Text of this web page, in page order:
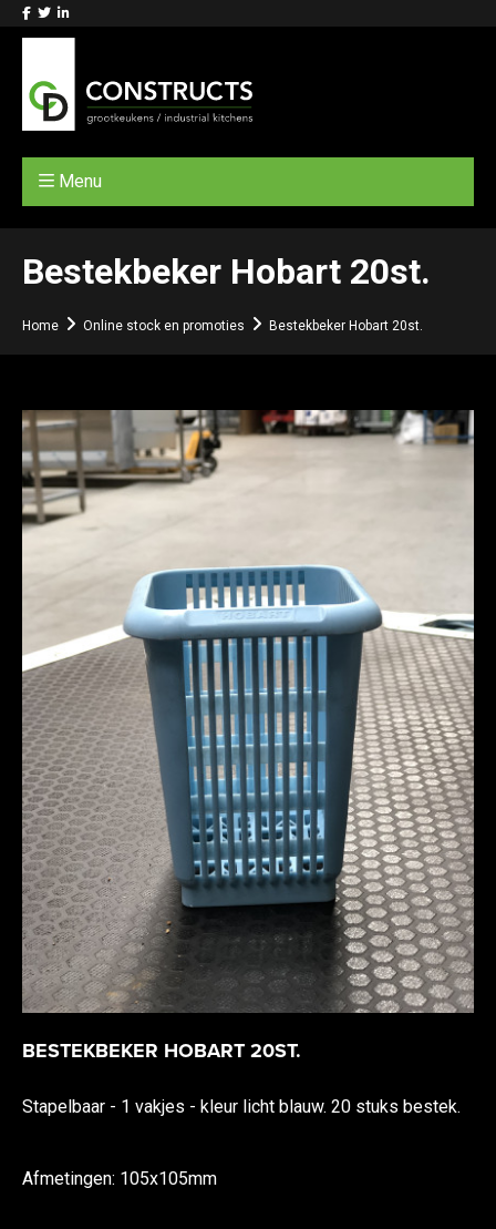
Menu
Bestekbeker Hobart 20st.
Home Online stock en promoties Bestekbeker Hobart 20st.
BESTEKBEKER HOBART 20ST.
Stapelbaar - 1 vakjes - kleur licht blauw. 20 stuks bestek.
Afmetingen: 105x105mm